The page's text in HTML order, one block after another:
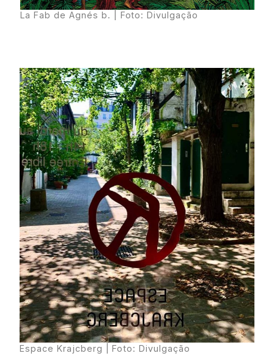
La Fab de Agnés b. | Foto: Divulgação
Espace Krajcberg | Foto: Divulgação